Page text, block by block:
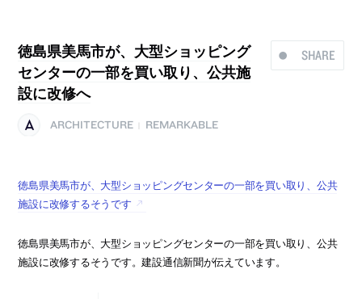
SHARE
徳島県美馬市が、大型ショッピング
センターの一部を買い取り、公共施
設に改修へ
ARCHITECTURE REMARKABLE
徳島県美馬市が、大型ショッピングセンターの一部を買い取り、公共
施設に改修するそうです
徳島県美馬市が、大型ショッピングセンターの一部を買い取り、公共
施設に改修するそうです。建設通信新聞が伝えています。